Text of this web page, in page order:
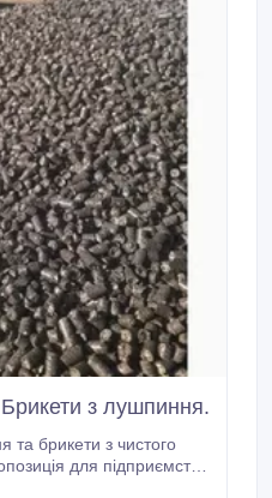
з лушпиння.
та брикети з чистого